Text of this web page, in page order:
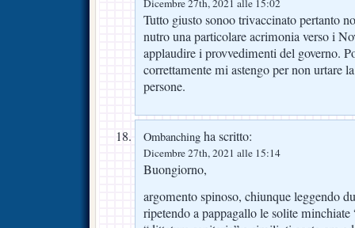
Dicembre 27th, 2021 alle 15:02
Tutto giusto sonoo trivaccinato pertanto
nutro una particolare acrimonia verso i
applaudire i provvedimenti del governo.
correttamente mi astengo per non urtare
persone.
Ombanching ha scritto:
Dicembre 27th, 2021 alle 15:14
Buongiorno,
argomento spinoso, chiunque leggendo
ripetendo a pappagallo le solite minchiate